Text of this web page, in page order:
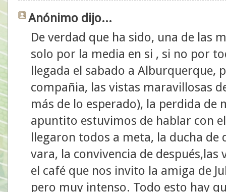
Anónimo dijo...
De verdad que ha sido, una de las
solo por la media en si , si no por
llegada el sabado a Alburquerque,
compañia, las vistas maravillosas
más de lo esperado), la perdida de
apuntito estuvimos de hablar con
llegaron todos a meta, la ducha de
vara, la convivencia de después,las
el café que nos invito la amiga de
pero muy intenso. Todo esto hay